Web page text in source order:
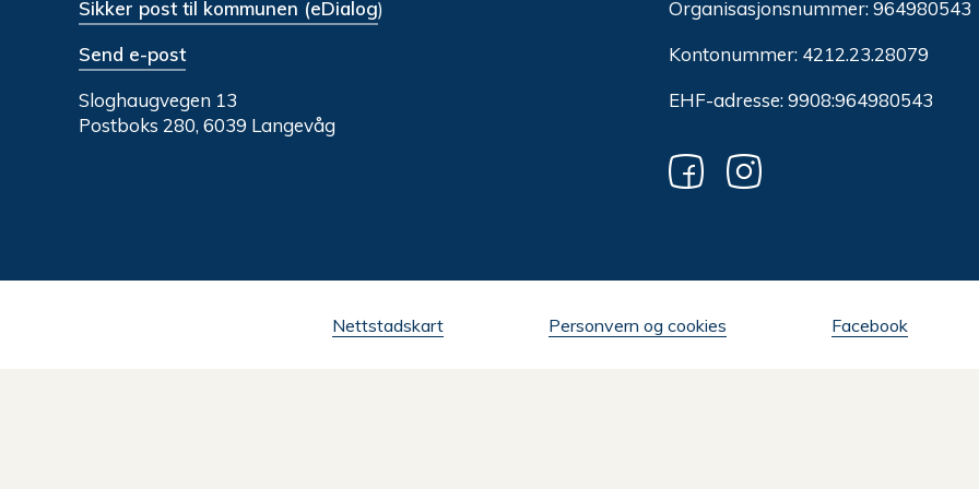
Sikker post til kommunen (eDialog)
Send e-post
Sloghaugvegen 13
Postboks 280, 6039 Langevåg
Organisasjonsnummer:964980543
Kontonummer: 4212.23.28079
EHF-adresse: 9908:964980543
Nettstadskart Personvern og cookies Facebook